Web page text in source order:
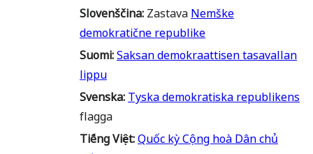
Slovenščina:ZastavaNemške
demokratične republike
Suomi:Saksan demokraattisen tasavallan
lippu
Svenska:Tyska demokratiska republikens
flagga
Tiếng Việt:Quốc kỳ Cộng hoà Dân chủ